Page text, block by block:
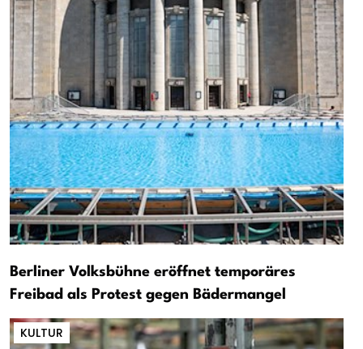
Berliner Volksbühne eröffnet temporäres
Freibad als Protest gegen Bädermangel
KULTUR